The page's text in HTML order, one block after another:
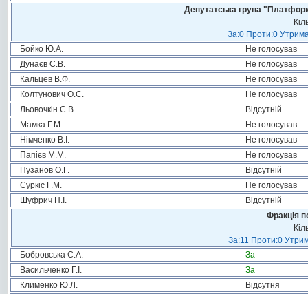
Депутатська група
За:0 Проти:0
Бойко Ю.А.
Не голосував
Дунаєв С.В.
Не голосував
Кальцев В.Ф.
Не голосував
Колтунович О.С.
Не голосував
Льовочкін С.В.
Відсутній
Мамка Г.М.
Не голосував
Німченко В.І.
Не голосував
Папієв М.М.
Не голосував
Пузанов О.Г.
Відсутній
Суркіс Г.М.
Не голосував
Шуфрич Н.І.
Відсутній
Фракція
За:11 Проти:0
Бобровська С.А.
За
Васильченко Г.І.
За
Клименко Ю.Л.
Відсутня